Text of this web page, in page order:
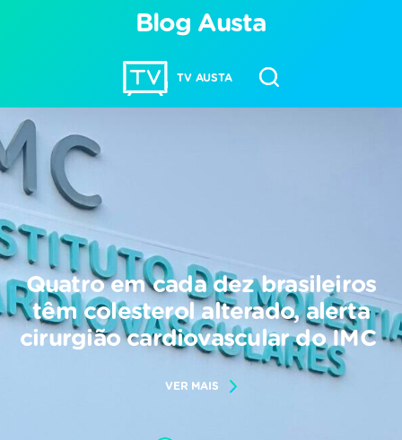
TV AUSTA
Blog Austa
Quatro em cada dez brasileiros
têm colesterol alterado, alerta
cirurgião cardiovascular do IMC
VER MAIS